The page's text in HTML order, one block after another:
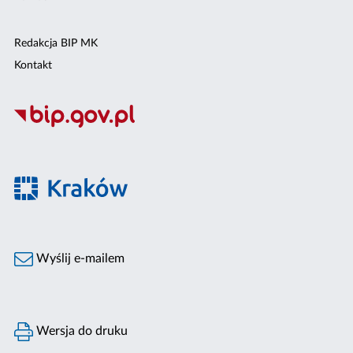
Redakcja BIP MK
Kontakt
Wyślij e-mailem
Wersja do druku